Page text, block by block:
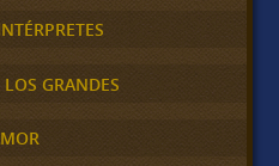
GRANDES